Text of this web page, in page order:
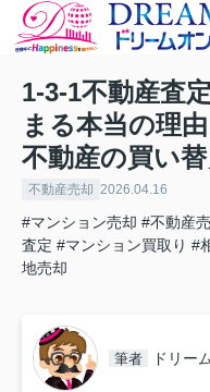
1-3-1不動産査
まる本当の理
不動産の買い
不動産売却 2026.04.16
#マンション売却 #不動産
査定 #マンション買取り #
地売却
筆者 ドリー